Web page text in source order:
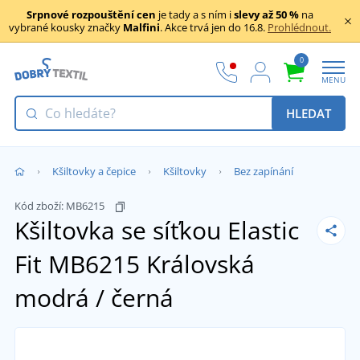
Srpnové rozpouštění cen je tady a s ním islevy až 50 % na
vybrané kousky značky Malfini. Akce trvá jen do 16.8. Prohlédnout.
0
MENU
HLEDAT
Kšiltovky a čepice Kšiltovky Bez zapínání
Kód zboží: MB6215
Kšiltovka se síťkou Elastic
Fit MB6215 Královská
modrá / černá